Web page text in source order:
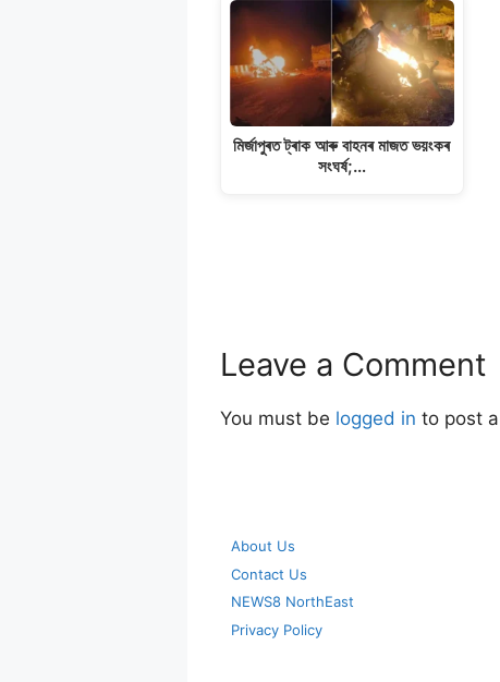
মিৰ্জাপুৰত ট্ৰাক আৰু বাহনৰ মাজত ভয়ংকৰ
সংঘৰ্ষ;…
Leave a Comment
You must be logged in to post
About Us
Contact Us
NEWS8 NorthEast
Privacy Policy